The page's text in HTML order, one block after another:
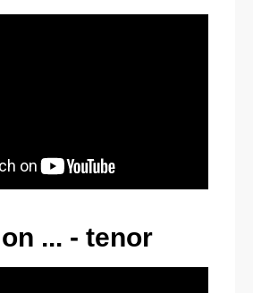
... - tenor